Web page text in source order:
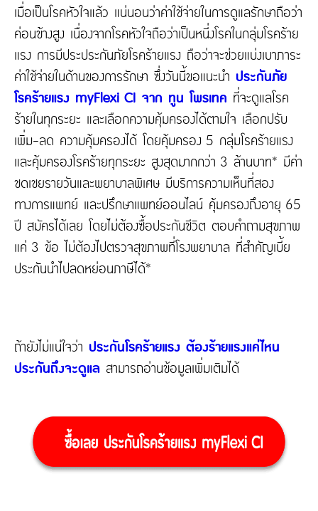
เมื่อเป็นโรคหัวใจแล้ว แน่นอนว่าค่าใช้จ่ายในการดูแลรักษาถือว่า
ค่อนข้างสูง เนื่องจากโรคหัวใจถือว่าเป็นหนี่งโรคในกลุ่มโรคร้าย
แรง การมีประประกันภัยโรคร้ายแรง ถือว่าจะช่วยแบ่งเบาภาระ
ค่าใช้จ่ายในด้านของการรักษา ซึ่งวันนี้ขอแนะนำ ประกันภัย
โรคร้ายแรง myFlexi CI จาก ทูน โพรเทค ที่จะดูแลโรค
ร้ายในทุกระยะ และเลือกความคุ้มครองได้ตามใจ เลือกปรับ
เพิ่ม-ลด ความคุ้มครองได้ โดยคุ้มครอง 5 กลุ่มโรคร้ายแรง
และคุ้มครองโรคร้ายทุกระยะ สูงสุดมากกว่า 3 ล้านบาท* มีค่า
ชดเชยรายวันและพยาบาลพิเศษ มีบริการความเห็นที่สอง
ทางการแพทย์ และปรึกษาแพทย์ออนไลน์ คุ้มครองถึงอายุ 65
ปี สมัครได้เลย โดยไม่ต้องซื้อประกันชีวิต ตอบคำถามสุขภาพ
แค่ 3 ข้อ ไม่ต้องไปตรวจสุขภาพที่โรงพยาบาล ที่สำคัญเบี้ย
ประกันนำไปลดหย่อนภาษีได้*
ถ้ายังไม่แน่ใจว่า ประกันโรคร้ายแรง ต้องร้ายแรงแค่ไหน
ประกันถึงจะดูแล สามารถอ่านข้อมูลเพิ่มเติมได้